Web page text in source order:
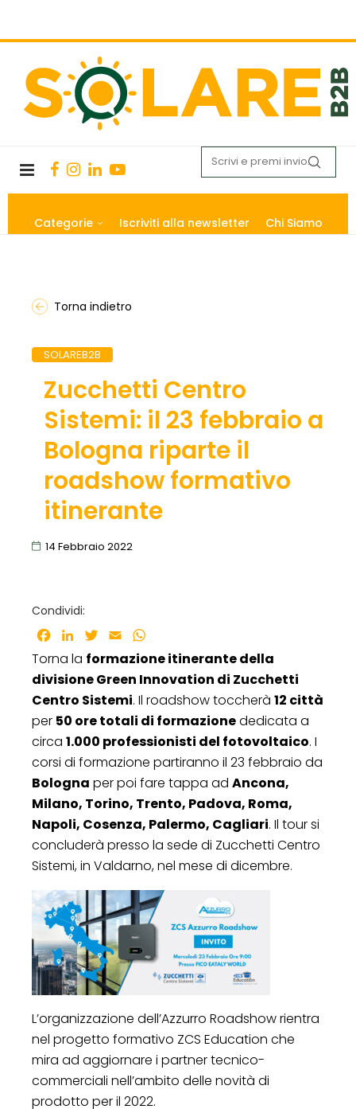
Categorie Iscriviti alla newsletter Chi Siamo
Torna indietro
SOLAREB2B
Zucchetti Centro
Sistemi: il 23 febbraio a
Bologna riparte il
roadshow formativo
itinerante
14 Febbraio 2022
Condividi:
Facebook
LinkedInTwitter
Email
Torna la formazione itinerante della
divisione Green Innovation di Zucchetti
Centro Sistemi. Il roadshow toccherà 12 città
per 50 ore totali di formazionededicata a
circa 1.000 professionisti del fotovoltaico. I
corsi di formazione partiranno il 23 febbraio da
Bologna per poi fare tappa ad Ancona,
Milano, Torino, Trento, Padova, Roma,
Napoli, Cosenza, Palermo, Cagliari. Il tour si
concluderà presso la sede di Zucchetti Centro
Sistemi, in Valdarno, nel mese di dicembre.
L’organizzazione dell’Azzurro Roadshow rientra
nel progetto formativo ZCS Education che
mira ad aggiornare i partner tecnico-
commerciali nell’ambito delle novità di
prodotto per il 2022.